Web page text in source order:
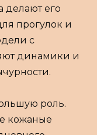
делают его
прогулок и
с
динамики и
роль.
кожаные